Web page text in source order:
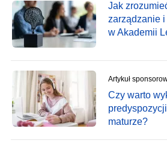
Jak
zarządzanie
w Akademii
Artykuł
Czy warto
maturze?